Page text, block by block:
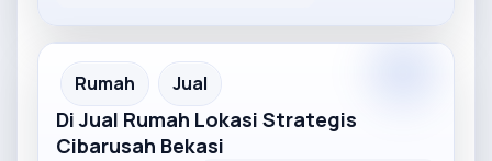
Partner Ad
Rumah Jual
Di Jual Rumah Lokasi Strategis
Cibarusah Bekasi